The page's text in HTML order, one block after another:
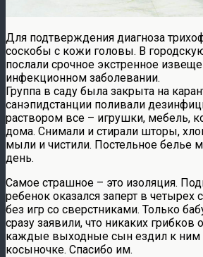
Для подтверждения диагноза
соскобы с кожи головы. В
послали срочное экстренное
инфекционном заболевании.
Группа в саду была закрыта на
санэпидстанции поливали
раствором все – игрушки, мебель,
дома. Снимали и стирали шторы,
мыли и чистили. Постельное белье
день.
Самое страшное – это изоляция.
ребенок оказался заперт в четырех
без игр со сверстниками. Только
сразу заявили, что никаких грибков
каждые выходные сын ездил к ним
косыночке. Спасибо им.